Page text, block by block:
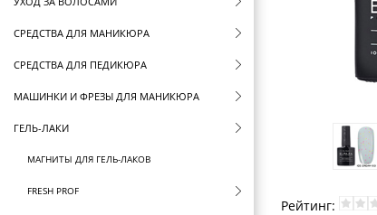
СРЕДСТВА ДЛЯ МАНИКЮРА
СРЕДСТВА ДЛЯ ПЕДИКЮРА
МАШИНКИ И ФРЕЗЫ ДЛЯ МАНИКЮРА
ГЕЛЬ-ЛАКИ
МАГНИТЫ ДЛЯ ГЕЛЬ-ЛАКОВ
FRESH PROF
Рейтинг: